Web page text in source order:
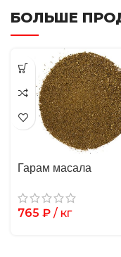
БОЛЬШЕ
Гарам масала
765 ₽ / кг